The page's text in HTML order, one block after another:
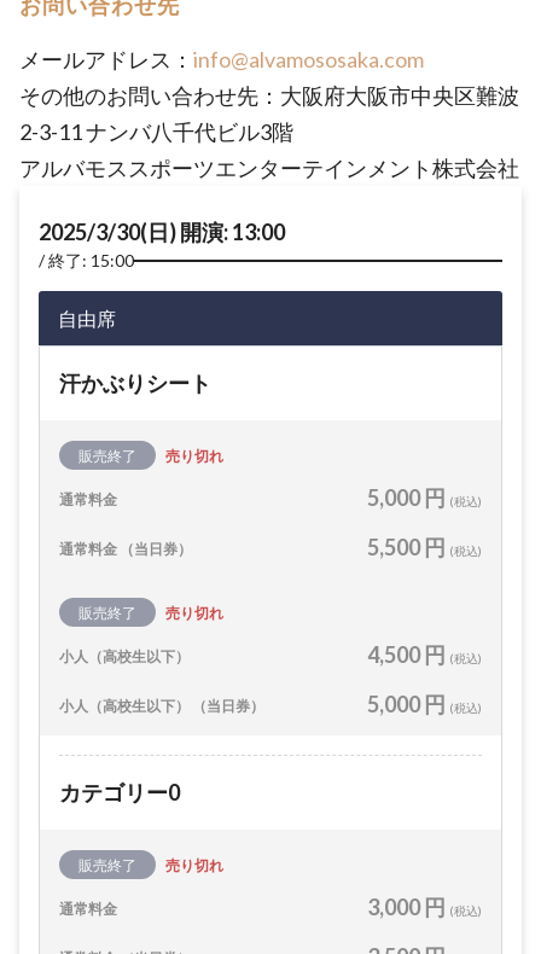
メールアドレス： info@alvamososaka.com
その他のお問い合わせ先：大阪府大阪市中央区難波
2-3-11 ナンバ八千代ビル3階
アルバモススポーツエンターテインメント株式会社
2025/3/30(日) 開演: 13:00
終了: 15:00
自由席
汗かぶりシート
販売終了 売り切れ
通常料金 5,000 円 (税込)
通常料金 （当日券） 5,500 円 (税込)
販売終了 売り切れ
小人（高校生以下） 4,500 円 (税込)
小人（高校生以下） （当日券） 5,000 円 (税込)
カテゴリー0
販売終了 売り切れ
通常料金 3,000 円 (税込)